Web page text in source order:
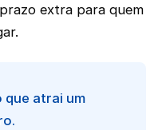
extra para quem
que atrai um